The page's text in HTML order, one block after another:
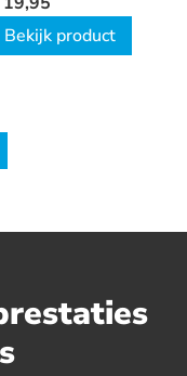
Bekijk product